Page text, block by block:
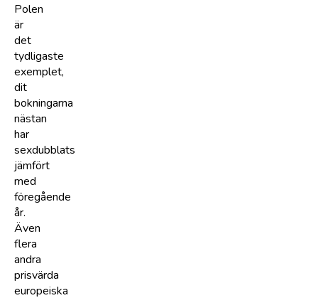
Polen
är
det
tydligaste
exemplet,
dit
bokningarna
nästan
har
sexdubblats
jämfört
med
föregående
år.
Även
flera
andra
prisvärda
europeiska